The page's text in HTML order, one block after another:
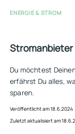
ENERGIE & STROM
Du möchtest
erfährst Du alles,
sparen.
Veröffentlicht am 18.6.2024
Zuletzt aktualisiert am